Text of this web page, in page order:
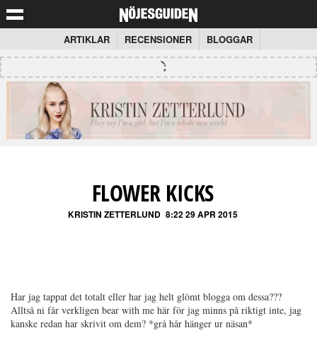
ARTIKLAR RECENSIONER BLOGGAR
FLOWER KICKS
KRISTIN ZETTERLUND 8:22 29 APR 2015
Har jag tappat det totalt eller har jag helt glömt blogga om dessa???
Alltså ni får verkligen bear with me här för jag minns på riktigt inte, jag
kanske redan har skrivit om dem? *grå hår hänger ur näsan*